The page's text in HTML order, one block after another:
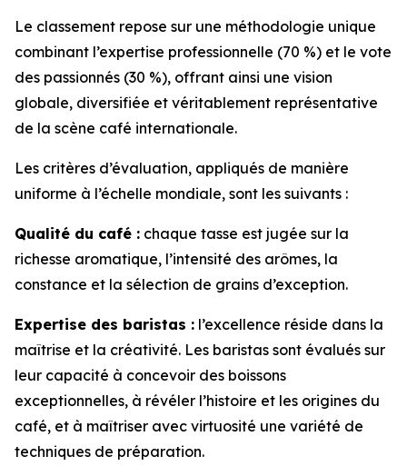
Le classement repose sur une méthodologie unique
combinant l’expertise professionnelle (70 %) et le vote
des passionnés (30 %), offrant ainsi une vision
globale, diversifiée et véritablement représentative
de la scène café internationale.
Les critères d’évaluation, appliqués de manière
uniforme à l’échelle mondiale, sont les suivants :
Qualité du café : chaque tasse est jugée sur la
richesse aromatique, l’intensité des arômes, la
constance et la sélection de grains d’exception.
Expertise des baristas : l’excellence réside dans la
maîtrise et la créativité. Les baristas sont évalués sur
leur capacité à concevoir des boissons
exceptionnelles, à révéler l’histoire et les origines du
café, et à maîtriser avec virtuosité une variété de
techniques de préparation.